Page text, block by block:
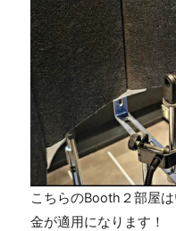
こちらのBooth ２部屋
金が適用になります！